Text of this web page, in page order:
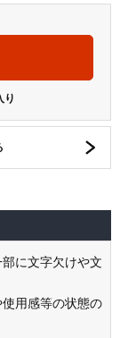
に文字欠けや文
用感等の状態の